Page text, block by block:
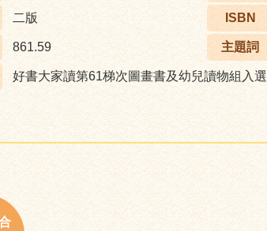
二版 ISBN
861.59 主題詞
好書大家讀第61梯次圖畫書及幼兒讀物組入選